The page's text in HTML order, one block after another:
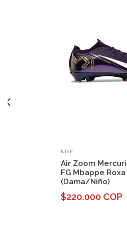
NIKE
Air Zoom
FG Mbappe Roxa
(Dama/Niño)
$220.000 COP